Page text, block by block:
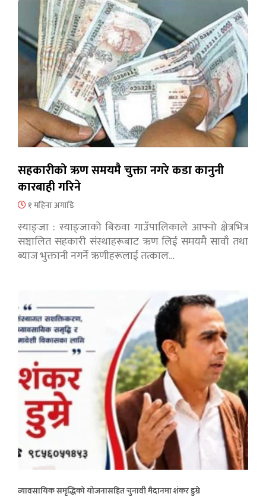
सहकारीको ऋण समयमै चुक्ता नगरे कडा कानुनी
कारबाही गरिने
१ महिना अगाडि
स्याङ्जा : स्याङ्जाको बिरुवा गाउँपालिकाले आफ्नो क्षेत्रभित्र
सञ्चालित सहकारी संस्थाहरूबाट ऋण लिई समयमै सावाँ तथा
ब्याज भुक्तानी नगर्ने ऋणीहरूलाई तत्काल…
व्यावसायिक समृद्धिको योजनासहित चुनावी मैदानमा शंकर डुम्रे